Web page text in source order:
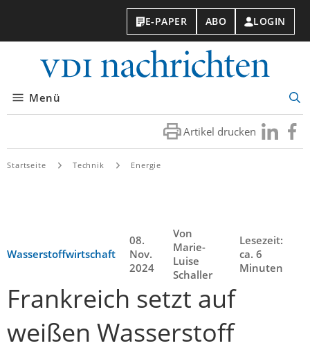
E-PAPER ABO LOGIN
Menü
Artikel drucken Besuchen
Sie
Sie
Startseite Technik Energie
Wasserstoffwirtschaft
08.
Nov.
2024
Von
Marie-
Luise
Schaller
Lesezeit:
ca. 6
Minuten
Frankreich setzt auf
weißen Wasserstoff